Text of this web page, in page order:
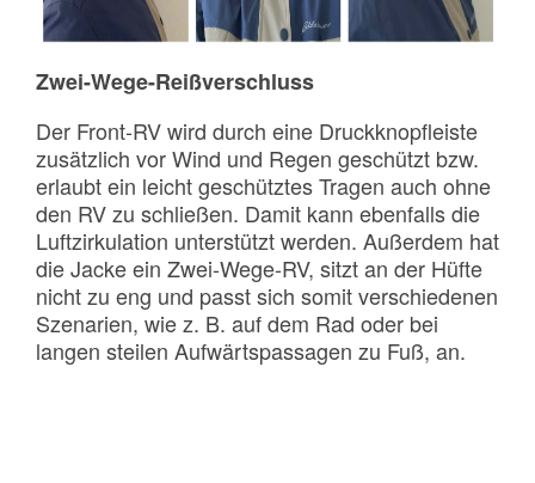
Zwei-Wege-Reißverschluss
Der Front-RV wird durch eine Druckknopfleiste
zusätzlich vor Wind und Regen geschützt bzw.
erlaubt ein leicht geschütztes Tragen auch ohne
den RV zu schließen. Damit kann ebenfalls die
Luftzirkulation unterstützt werden. Außerdem hat
die Jacke ein Zwei-Wege-RV, sitzt an der Hüfte
nicht zu eng und passt sich somit verschiedenen
Szenarien, wie z. B. auf dem Rad oder bei
langen steilen Aufwärtspassagen zu Fuß, an.